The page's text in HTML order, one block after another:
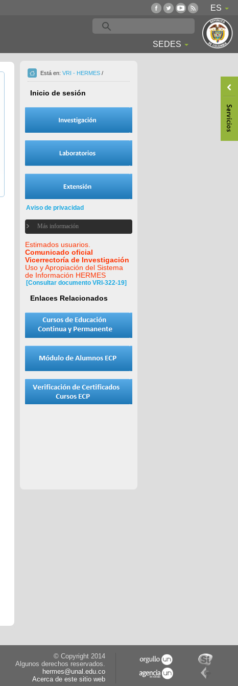
ES
SEDES
Está en: VRI - HERMES /
Inicio de sesión
Aviso de privacidad
Más información
Estimados usuarios.
Comunicado oficial
Vicerrectoría de Investigación
Uso y Apropiación del Sistema
de Información HERMES
[Consultar documento VRI-322-19]
Enlaces Relacionados
© Copyright 2014
Algunos derechos reservados.
hermes@unal.edu.co
Acerca de este sitio web